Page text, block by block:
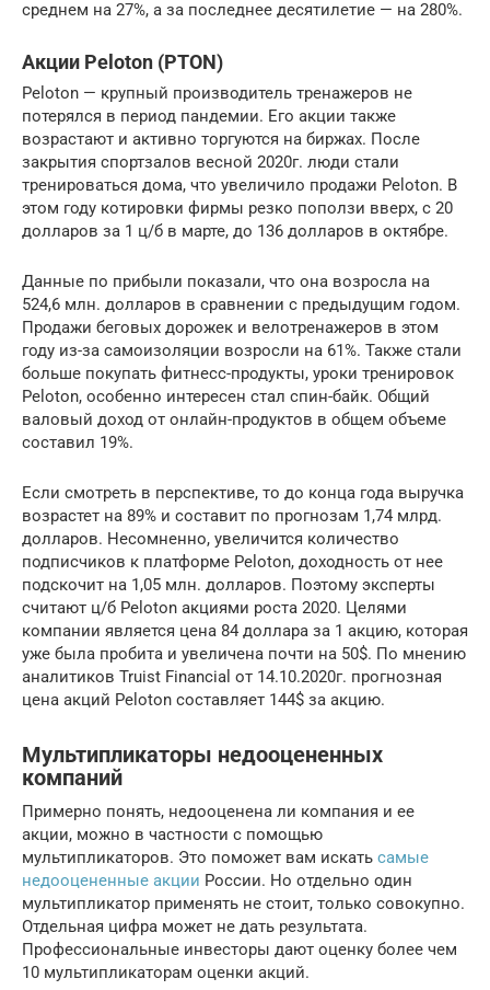
среднем на 27%, а за последнее десятилетие — на 280%.
Акции Peloton (PTON)
Peloton — крупный производитель тренажеров не
потерялся в период пандемии. Его акции также
возрастают и активно торгуются на биржах. После
закрытия спортзалов весной 2020г. люди стали
тренироваться дома, что увеличило продажи Peloton. В
этом году котировки фирмы резко поползи вверх, с 20
долларов за 1 ц/б в марте, до 136 долларов в октябре.
Данные по прибыли показали, что она возросла на
524,6 млн. долларов в сравнении с предыдущим годом.
Продажи беговых дорожек и велотренажеров в этом
году из-за самоизоляции возросли на 61%. Также стали
больше покупать фитнесс-продукты, уроки тренировок
Peloton, особенно интересен стал спин-байк. Общий
валовый доход от онлайн-продуктов в общем объеме
составил 19%.
Если смотреть в перспективе, то до конца года выручка
возрастет на 89% и составит по прогнозам 1,74 млрд.
долларов. Несомненно, увеличится количество
подписчиков к платформе Peloton, доходность от нее
подскочит на 1,05 млн. долларов. Поэтому эксперты
считают ц/б Peloton акциями роста 2020. Целями
компании является цена 84 доллара за 1 акцию, которая
уже была пробита и увеличена почти на 50$. По мнению
аналитиков Truist Financial от 14.10.2020г. прогнозная
цена акций Peloton составляет 144$ за акцию.
Мультипликаторы недооцененных
компаний
Примерно понять, недооценена ли компания и ее
акции, можно в частности с помощью
мультипликаторов. Это поможет вам искать самые
недооцененные акции России. Но отдельно один
мультипликатор применять не стоит, только совокупно.
Отдельная цифра может не дать результата.
Профессиональные инвесторы дают оценку более чем
10 мультипликаторам оценки акций.